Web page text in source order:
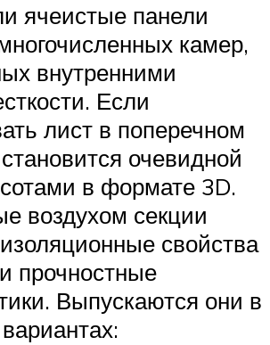
ячеистые панели
камер,
внутренними
Если
лист в поперечном
очевидной
в формате 3D.
воздухом секции
свойства
прочностные
Выпускаются они в